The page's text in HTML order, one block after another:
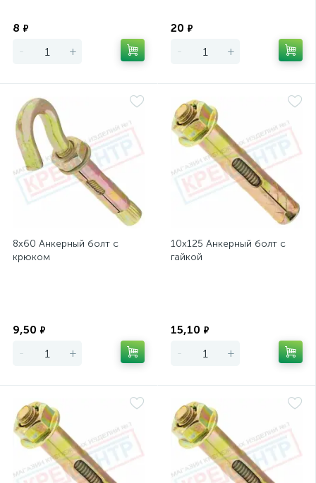
8 ₽
- +
20 ₽
- +
8х60 Анкерный болт с
крюком
9,50 ₽
- +
10х125 Анкерный болт с
гайкой
15,10 ₽
- +